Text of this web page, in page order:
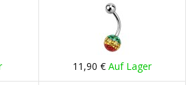
11,90 € Auf Lager